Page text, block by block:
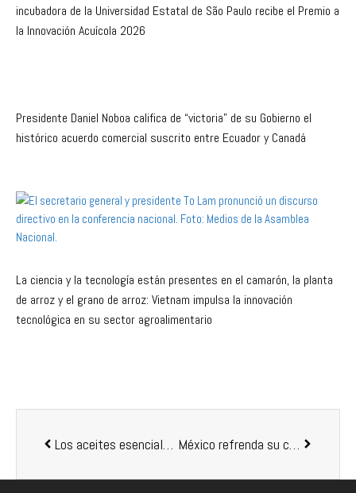
incubadora de la Universidad Estatal de São Paulo recibe el Premio a
la Innovación Acuícola 2026
Presidente Daniel Noboa califica de “victoria” de su Gobierno el
histórico acuerdo comercial suscrito entre Ecuador y Canadá
La ciencia y la tecnología están presentes en el camarón, la planta
de arroz y el grano de arroz: Vietnam impulsa la innovación
tecnológica en su sector agroalimentario
Los aceites esenciales tienen efectos inmunoestimulantes en la piel y el intestino de las doradas México refrenda su capacidad para cumplir con los retos ambientales del T-MEC para el sector acuícola